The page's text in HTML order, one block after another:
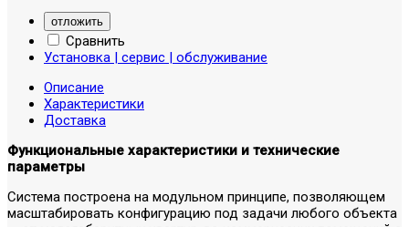
отложить
Сравнить
Установка | сервис | обслуживание
Описание
Характеристики
Доставка
Функциональные характеристики и технические
параметры
Система построена на модульном принципе, позволяющем
масштабировать конфигурацию под задачи любого объекта